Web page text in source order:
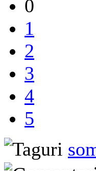
0
1
2
3
4
5